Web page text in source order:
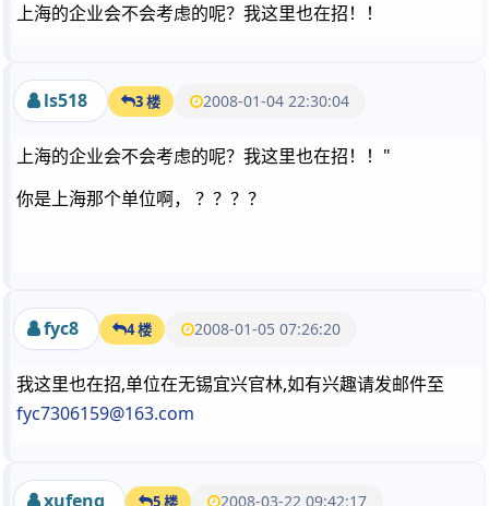
上海的企业会不会考虑的呢？我这里也在招！！
ls518 3 楼 2008-01-04 22:30:04
上海的企业会不会考虑的呢？我这里也在招！！"
你是上海那个单位啊， ？？？？
fyc8 4 楼 2008-01-05 07:26:20
我这里也在招,单位在无锡宜兴官林,如有兴趣请发邮件至
fyc7306159@163.com
xufeng 5 楼 2008-03-22 09:42:17